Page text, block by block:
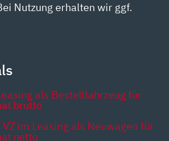
Nutzung erhalten wir ggf.
als Bestellfahrzeug für
brutto
VZ im Leasing als Neuwagen für
netto